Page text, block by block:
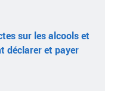
sur les alcools et
déclarer et payer